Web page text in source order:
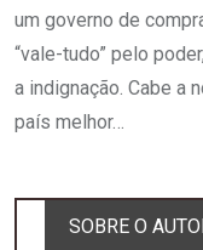
um governo de
“vale-tudo” pelo
a indignação. Cabe a
país melhor…
SOBRE O